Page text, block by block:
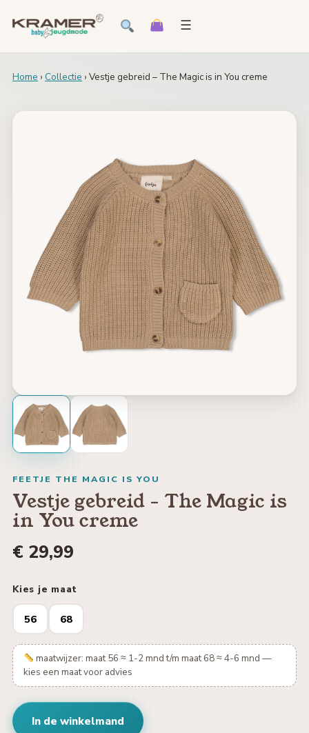
☰
Home › Collectie › Vestje gebreid – The Magic is in You creme
FEETJE THE MAGIC IS YOU
Vestje gebreid - The Magic is
in You creme
€ 29,99
Kies je maat
56 68
maatwijzer: maat 56 ≈ 1-2 mnd t/m maat 68 ≈ 4-6 mnd —
kies een maat voor advies
In de winkelmand